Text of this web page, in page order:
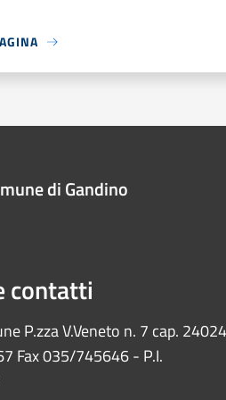
di Gandino
contatti
P.zza V.Veneto n. 7 cap. 24024
Fax 035/745646 - P.I.